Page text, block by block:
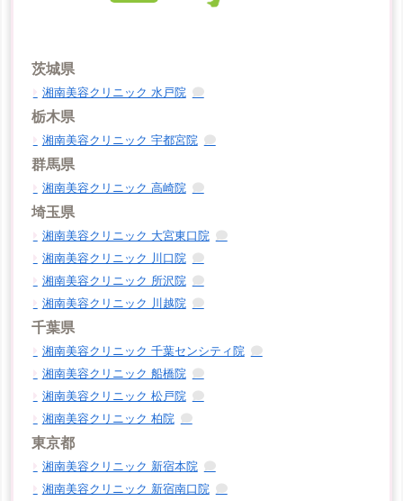
茨城県
湘南美容クリニック 水戸院
栃木県
湘南美容クリニック 宇都宮院
群馬県
湘南美容クリニック 高崎院
埼玉県
湘南美容クリニック 大宮東口院
湘南美容クリニック 川口院
湘南美容クリニック 所沢院
湘南美容クリニック 川越院
千葉県
湘南美容クリニック 千葉センシティ院
湘南美容クリニック 船橋院
湘南美容クリニック 松戸院
湘南美容クリニック 柏院
東京都
湘南美容クリニック 新宿本院
湘南美容クリニック 新宿南口院